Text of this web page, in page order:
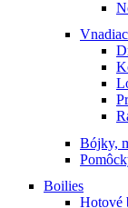
Bójky,
Boilies
Hotové